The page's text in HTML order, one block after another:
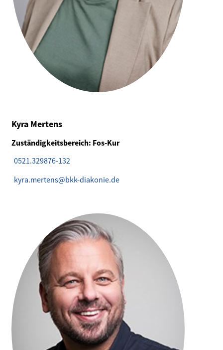
Kyra Mertens
Zuständigkeitsbereich: Fos-Kur
0521.329876-132
kyra.mertens@bkk-diakonie.de